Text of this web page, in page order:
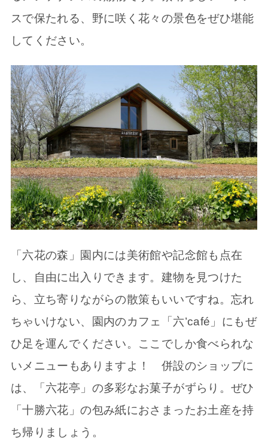
スで保たれる、野に咲く花々の景色をぜひ堪能
してください。
「六花の森」園内には美術館や記念館も点在
し、自由に出入りできます。建物を見つけた
ら、立ち寄りながらの散策もいいですね。忘れ
ちゃいけない、園内のカフェ「六’café」にもぜ
ひ足を運んでください。ここでしか食べられな
いメニューもありますよ！ 併設のショップに
は、「六花亭」の多彩なお菓子がずらり。ぜひ
「十勝六花」の包み紙におさまったお土産を持
ち帰りましょう。